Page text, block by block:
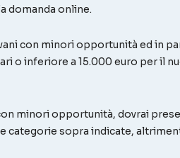
domanda online.
con minori opportunità ed in
o inferiore a 15.000 euro per il
minori opportunità, dovrai
categorie sopra indicate,